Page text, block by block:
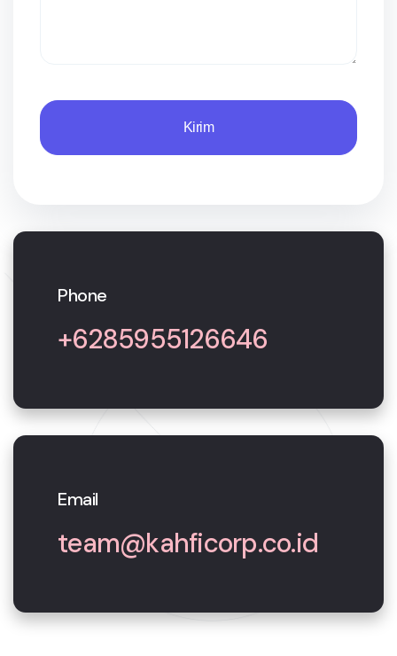
Kirim
Phone
+6285955126646
Email
team@kahficorp.co.id